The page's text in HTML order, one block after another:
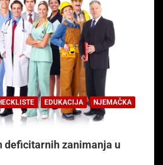
EDUKACIJA
NJEMAČKA
deficitarnih zanimanja u